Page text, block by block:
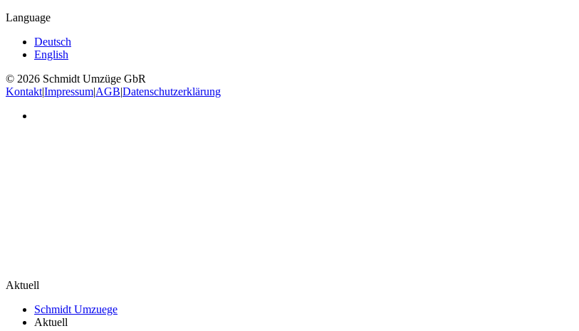
Language
Deutsch
English
© 2026 Schmidt Umzüge GbR
Kontakt|Impressum|AGB|Datenschutzerklärung
Aktuell
Schmidt Umzuege
Aktuell